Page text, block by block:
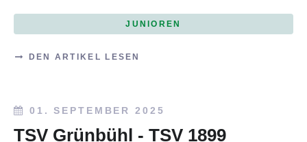
JUNIOREN
DEN ARTIKEL LESEN
01. SEPTEMBER 2025
TSV Grünbühl - TSV 1899